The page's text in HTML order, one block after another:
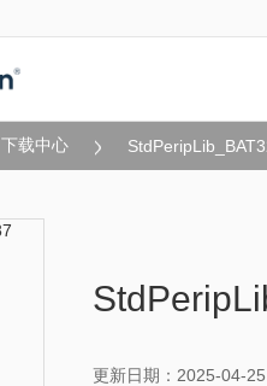
下载中心
更新日期：2025-04-25